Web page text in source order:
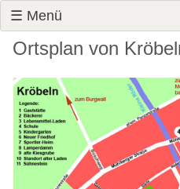
☰ Menü
Ortsplan von